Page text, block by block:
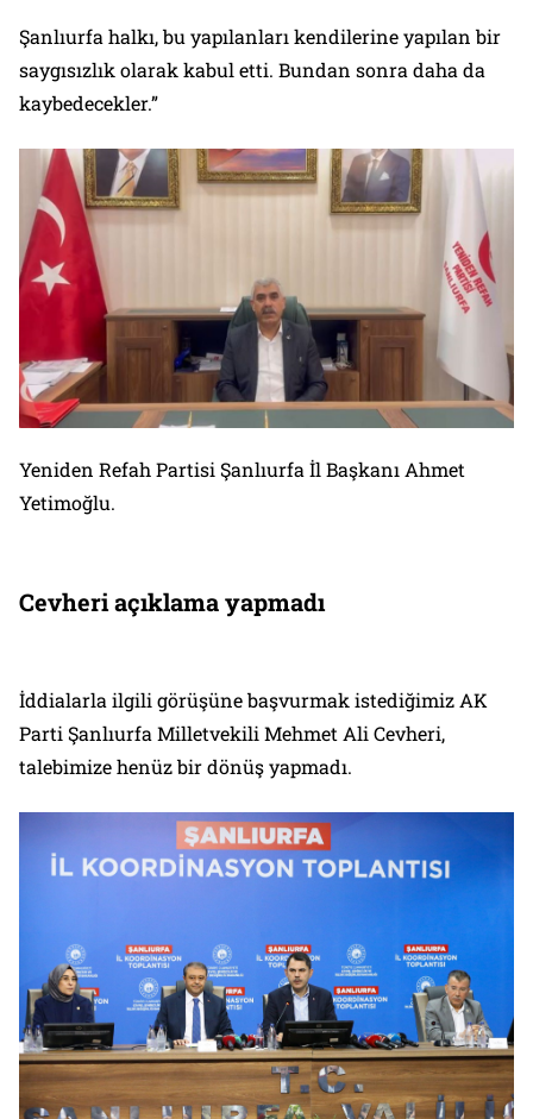
Şanlıurfa halkı, bu yapılanları kendilerine yapılan bir
saygısızlık olarak kabul etti. Bundan sonra daha da
kaybedecekler.”
Yeniden Refah Partisi Şanlıurfa İl Başkanı Ahmet
Yetimoğlu.
Cevheri açıklama yapmadı
İddialarla ilgili görüşüne başvurmak istediğimiz AK
Parti Şanlıurfa Milletvekili Mehmet Ali Cevheri,
talebimize henüz bir dönüş yapmadı.